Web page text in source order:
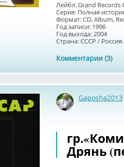
Лейбл: Grand Records
Серия: Полная
Формат: CD, Album,
Год записи: 1996
Год выхода: 2004
Страна: СССР /
Комментарии (3)
Gaposha2013
Дрянь